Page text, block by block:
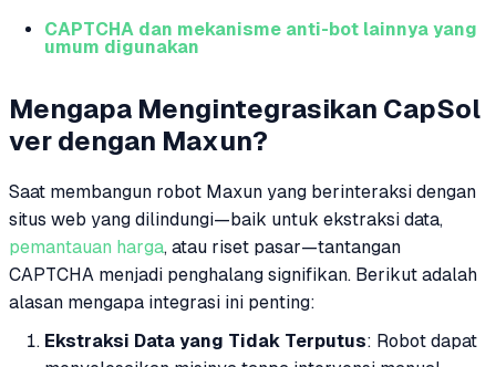
CAPTCHA dan mekanisme anti-bot lainnya yang
umum digunakan
Mengapa Mengintegrasikan CapSol
ver dengan Maxun?
Saat membangun robot Maxun yang berinteraksi dengan
situs web yang dilindungi—baik untuk ekstraksi data,
pemantauan harga, atau riset pasar—tantangan
CAPTCHA menjadi penghalang signifikan. Berikut adalah
alasan mengapa integrasi ini penting:
Ekstraksi Data yang Tidak Terputus: Robot dapat